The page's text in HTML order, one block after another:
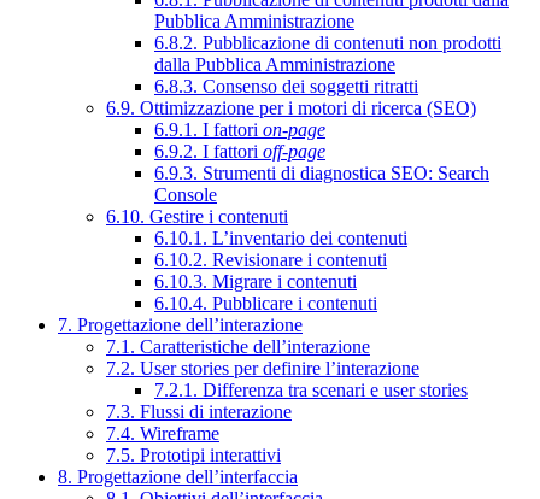
Pubblica Amministrazione
6.8.2. Pubblicazione di contenuti non prodotti
dalla Pubblica Amministrazione
6.8.3. Consenso dei soggetti ritratti
6.9. Ottimizzazione per i motori di ricerca (SEO)
6.9.1. I fattori on-page
6.9.2. I fattori off-page
6.9.3. Strumenti di diagnostica SEO: Search
Console
6.10. Gestire i contenuti
6.10.1. L’inventario dei contenuti
6.10.2. Revisionare i contenuti
6.10.3. Migrare i contenuti
6.10.4. Pubblicare i contenuti
7. Progettazione dell’interazione
7.1. Caratteristiche dell’interazione
7.2. User stories per definire l’interazione
7.2.1. Differenza tra scenari e user stories
7.3. Flussi di interazione
7.4. Wireframe
7.5. Prototipi interattivi
8. Progettazione dell’interfaccia